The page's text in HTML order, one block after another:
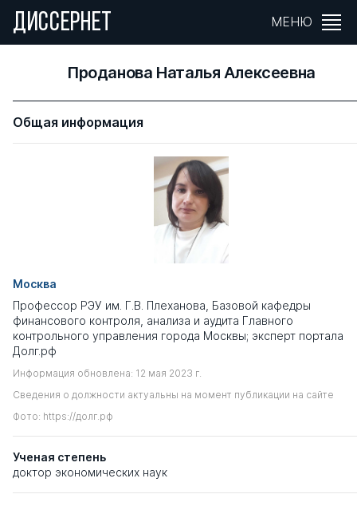
ДИССЕРНЕТ МЕНЮ
Проданова Наталья Алексеевна
Общая информация
Москва
Профессор РЭУ им. Г.В. Плеханова, Базовой кафедры
финансового контроля, анализа и аудита Главного
контрольного управления города Москвы; эксперт портала
Долг.рф
Информация обновлена: 12 мая 2023 г.
Сведения о должности актуальны на момент публикации на сайте
Фото: https://долг.рф
Ученая степень
доктор экономических наук